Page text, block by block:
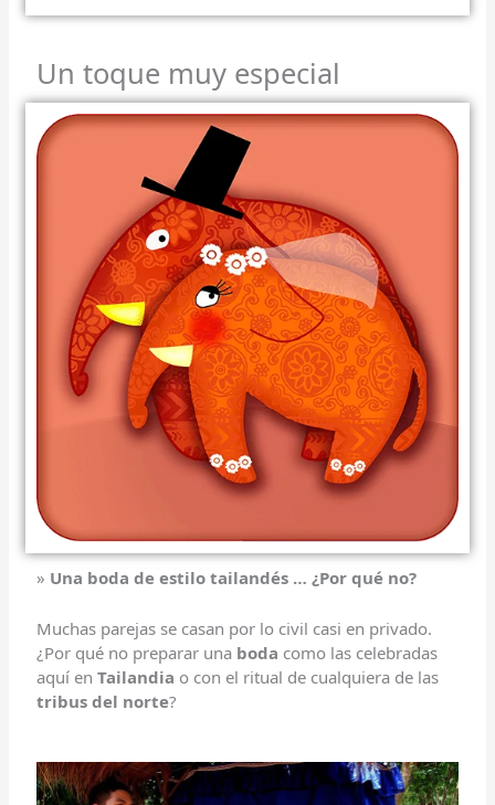
Un toque muy especial
» Una boda de estilo tailandés … ¿Por qué no?
Muchas parejas se casan por lo civil casi en privado.
¿Por qué no preparar una boda como las celebradas
aquí enTailandia o con el ritual de cualquiera de las
tribus del norte?